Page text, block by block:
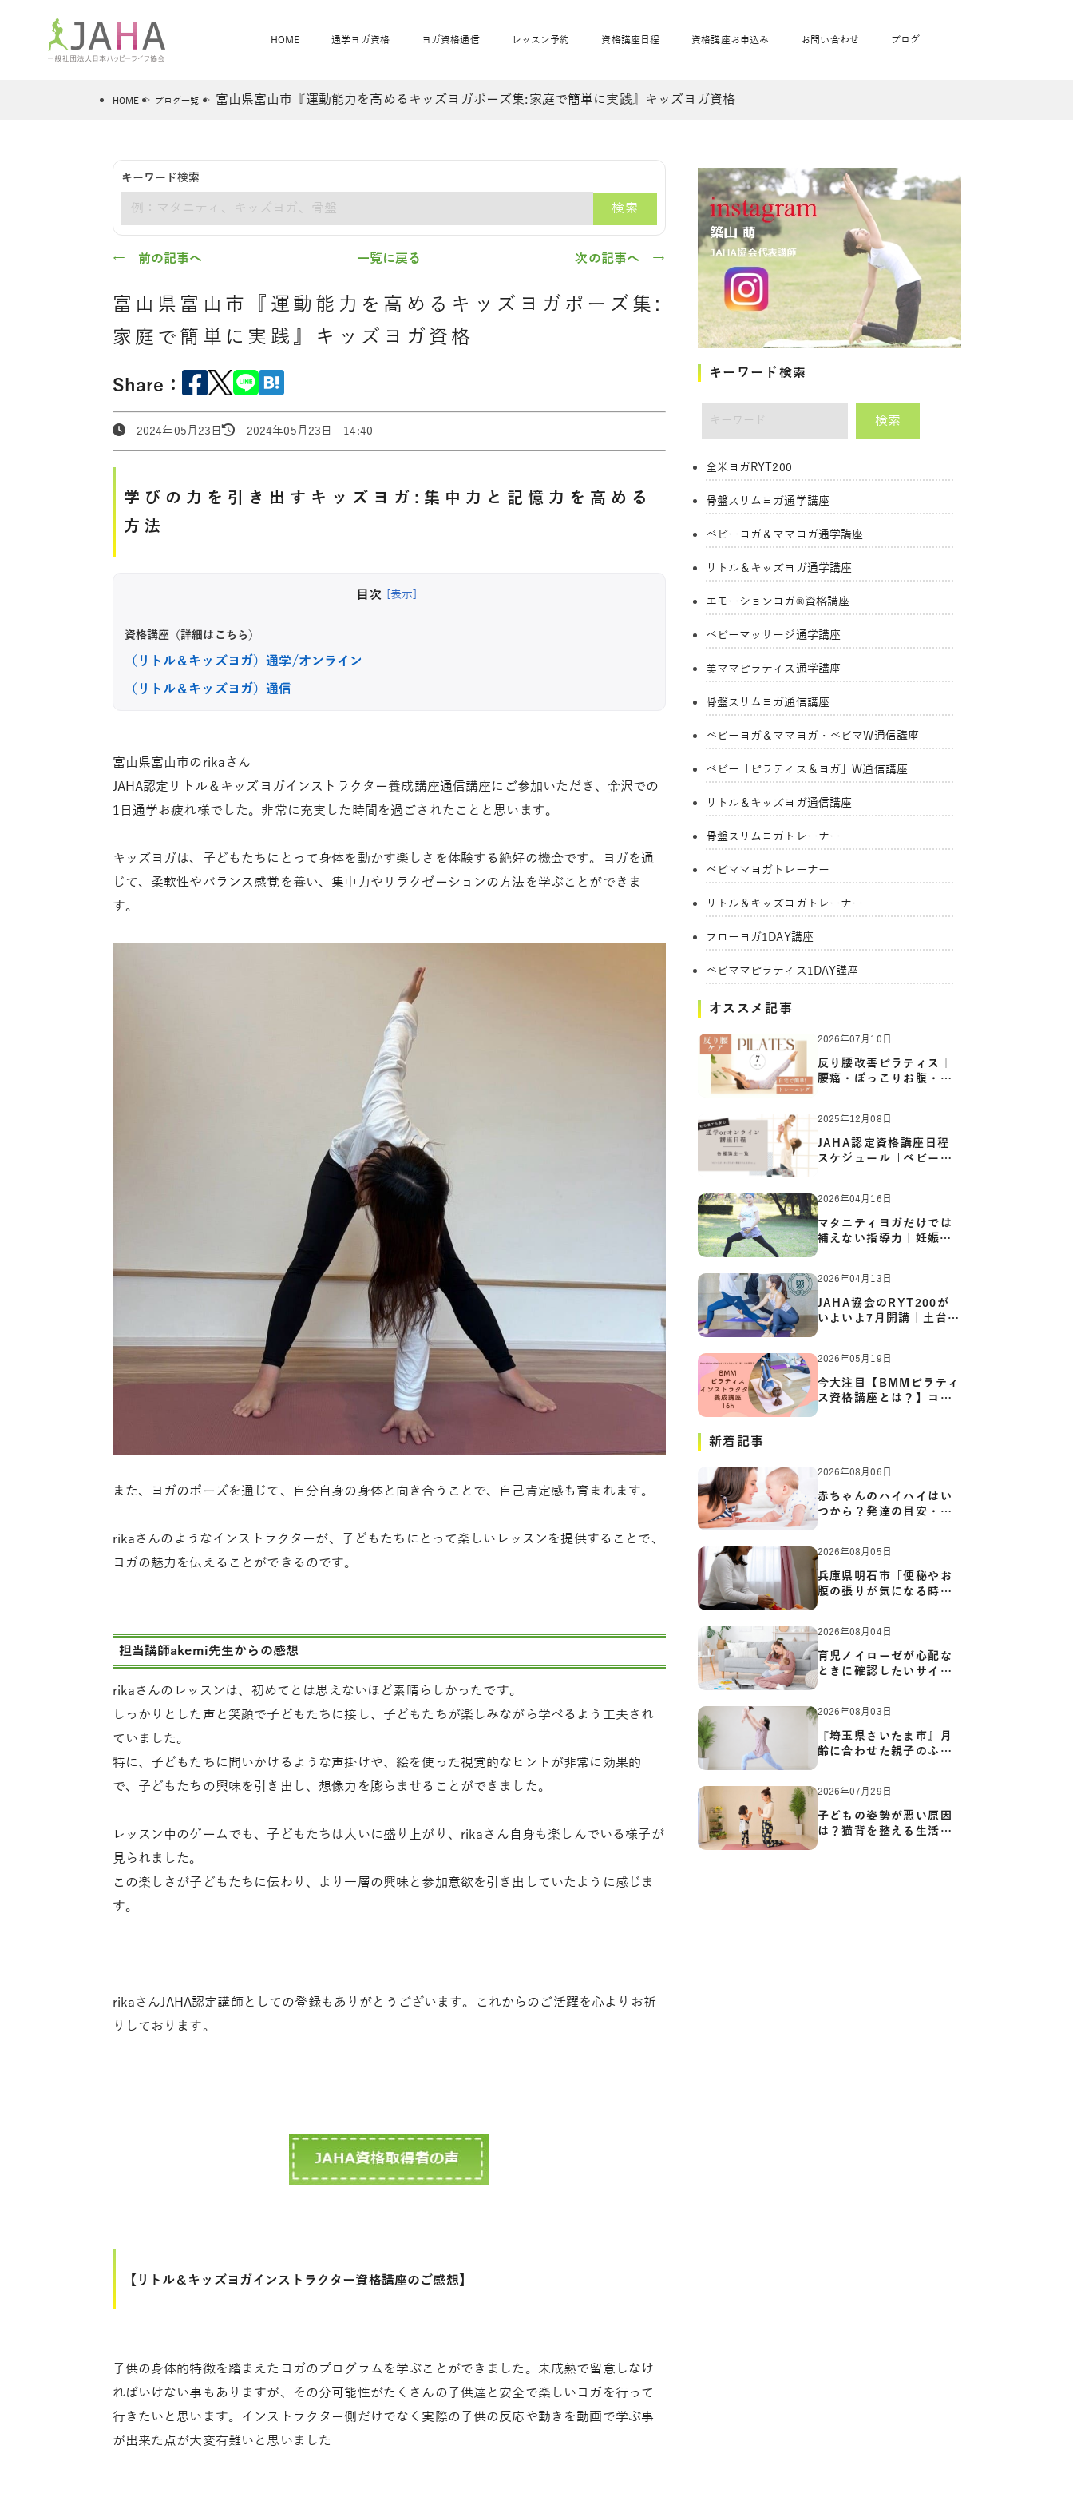
HOME
JAHAについて JAHAヨガスタジオ概要 直営校ブログ
通学ヨガ資格
JAHA資格講座一覧 卒業生の声 養成講座お申込み
リトル＆キッズヨガ通学
エモーションヨガ®通学
ベビーマッサージ通学
美ママピラティス通学
ヨガ資格通信
骨盤スリムヨガ®通信 ベビママヨガW通信 ベビー「ピラティス＆ヨガ」W通信 リトル＆キッズヨガ通信
レッスン予約
ヨガレッスンカレンダー オンラインヨガ詳細 出張ヨガ・オフィスヨガ
ベビママヨガ
ベビーチャクラマッサージ
JAHAnavi Lesson
資格講座日程
全米ヨガRYT200
骨盤スリムヨガ
®
オンライン講座
資格講座お申込み お問い合わせ ブログ
HOME ブログ一覧 富山県富山市『運動能力を高めるキッズヨガポーズ集:家庭で簡単に実践』キッズヨガ資格
キーワード検索
検索
← 前の記事へ 一覧に戻る 次の記事へ →
富山県富山市『運動能力を高めるキッズヨガポーズ集:
家庭で簡単に実践』キッズヨガ資格
Share：
2024年05月23日 2024年05月23日 14:40
学びの力を引き出すキッズヨガ:集中力と記憶力を高める
方法
目次 [表示]
資格講座（詳細はこちら）
（リトル＆キッズヨガ）通学/オンライン
（リトル＆キッズヨガ）通信
富山県富山市のrikaさん
JAHA認定リトル＆キッズヨガインストラクター養成講座通信講座にご参加いただき、金沢での
1日通学お疲れ様でした。非常に充実した時間を過ごされたことと思います。
キッズヨガは、子どもたちにとって身体を動かす楽しさを体験する絶好の機会です。ヨガを通
じて、柔軟性やバランス感覚を養い、集中力やリラクゼーションの方法を学ぶことができま
す。
また、ヨガのポーズを通じて、自分自身の身体と向き合うことで、自己肯定感も育まれます。
rikaさんのようなインストラクターが、子どもたちにとって楽しいレッスンを提供することで、
ヨガの魅力を伝えることができるのです。
担当講師akemi先生からの感想
rikaさんのレッスンは、初めてとは思えないほど素晴らしかったです。
しっかりとした声と笑顔で子どもたちに接し、子どもたちが楽しみながら学べるよう工夫され
ていました。
特に、子どもたちに問いかけるような声掛けや、絵を使った視覚的なヒントが非常に効果的
で、子どもたちの興味を引き出し、想像力を膨らませることができました。
レッスン中のゲームでも、子どもたちは大いに盛り上がり、rikaさん自身も楽しんでいる様子が
見られました。
この楽しさが子どもたちに伝わり、より一層の興味と参加意欲を引き出していたように感じま
す。
rikaさんJAHA認定講師としての登録もありがとうございます。これからのご活躍を心よりお祈
りしております。
【リトル＆キッズヨガインストラクター資格講座のご感想】
子供の身体的特徴を踏まえたヨガのプログラムを学ぶことができました。未成熟で留意しなけ
ればいけない事もありますが、その分可能性がたくさんの子供達と安全で楽しいヨガを行って
行きたいと思います。インストラクター側だけでなく実際の子供の反応や動きを動画で学ぶ事
が出来た点が大変有難いと思いました
キーワード検索
検索
全米ヨガRYT200
骨盤スリムヨガ通学講座
ベビーヨガ＆ママヨガ通学講座
リトル＆キッズヨガ通学講座
エモーションヨガ®資格講座
ベビーマッサージ通学講座
美ママピラティス通学講座
骨盤スリムヨガ通信講座
ベビーヨガ＆ママヨガ・ベビマW通信講座
ベビー「ピラティス＆ヨガ」W通信講座
リトル＆キッズヨガ通信講座
骨盤スリムヨガトレーナー
ベビママヨガトレーナー
リトル＆キッズヨガトレーナー
フローヨガ1DAY講座
ベビママピラティス1DAY講座
オススメ記事
2026年07月10日
反り腰改善ピラティス｜
腰痛・ぽっこりお腹・姿
2025年12月08日
JAHA認定資格講座日程
スケジュール「ベビーヨ
2026年04月16日
マタニティヨガだけでは
補えない指導力｜妊娠期
の体…
2026年04月13日
JAHA協会のRYT200が
いよいよ7月開講｜土台か
ら応用ま…
2026年05月19日
今大注目【BMMピラティ
ス資格講座とは？】コア
からカ…
新着記事
2026年08月06日
赤ちゃんのハイハイはい
つから？発達の目安・練
習方…
2026年08月05日
兵庫県明石市「便秘やお
腹の張りが気になる時に
知っ…
2026年08月04日
育児ノイローゼが心配な
ときに確認したいサイン
と心…
2026年08月03日
『埼玉県さいたま市』月
齢に合わせた親子のふれ
あい…
2026年07月29日
子どもの姿勢が悪い原因
は？猫背を整える生活習
慣と…